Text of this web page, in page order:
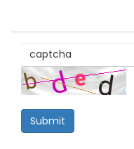
Submit